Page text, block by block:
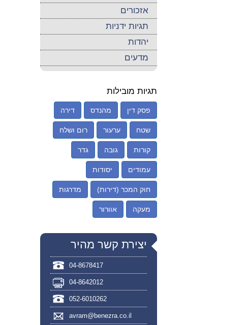
אזכורים
תגיות ידניות
יהדות
מדעים
תגיות מובילות
פסק דין מהנדס דירה
שטח ערעור רום ושלח
קורות גובה גדר
עמודים יסודות
חוק המכר (דירות) מדרגות
מעקה אוורור
יצירת קשר מהיר
04-8678417
04-8642012
052-6010262
avram@benezra.co.il